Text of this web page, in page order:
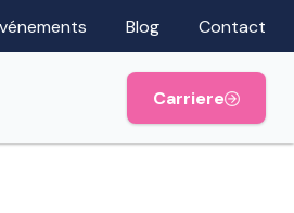
Blog Contact
Carriere